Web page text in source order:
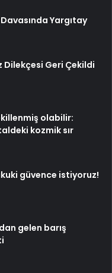
Yargıtay
Dilekçesi Geri Çekildi
olabilir:
kozmik sır
güvence istiyoruz!
gelen barış